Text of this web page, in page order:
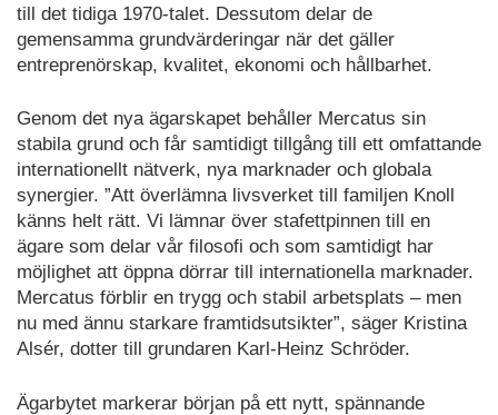
till det tidiga 1970-talet. Dessutom delar de
gemensamma grundvärderingar när det gäller
entreprenörskap, kvalitet, ekonomi och hållbarhet.
Genom det nya ägarskapet behåller Mercatus sin
stabila grund och får samtidigt tillgång till ett omfattande
internationellt nätverk, nya marknader och globala
synergier. ”Att överlämna livsverket till familjen Knoll
känns helt rätt. Vi lämnar över stafettpinnen till en
ägare som delar vår filosofi och som samtidigt har
möjlighet att öppna dörrar till internationella marknader.
Mercatus förblir en trygg och stabil arbetsplats – men
nu med ännu starkare framtidsutsikter”, säger Kristina
Alsér, dotter till grundaren Karl-Heinz Schröder.
Ägarbytet markerar början på ett nytt, spännande